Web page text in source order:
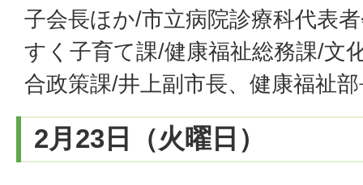
子会長ほか/市立病院診療科代表
すく子育て課/健康福祉総務課/文
合政策課/井上副市長、健康福祉
2月23日（火曜日）